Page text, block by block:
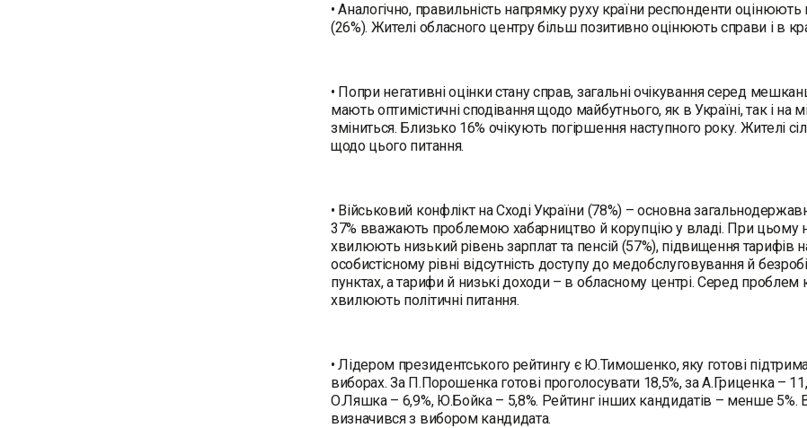
• Аналогічно, правильність напрямку руху країни респонденти оцінюють
(26%). Жителі обласного центру більш позитивно оцінюють справи і в
• Попри негативні оцінки стану справ, загальні очікування серед
мають оптимістичні сподівання щодо майбутнього, як в Україні, так і
зміниться. Близько 16% очікують погіршення наступного року. Жителі
щодо цього питання.
• Військовий конфлікт на Сході України (78%) – основна
37% вважають проблемою хабарництво й корупцію у владі. При цьому
хвилюють низький рівень зарплат та пенсій (57%), підвищення тарифів
особистісному рівні відсутність доступу до медобслуговування й
пунктах, а тарифи й низькі доходи – в обласному центрі. Серед
хвилюють політичні питання.
• Лідером президентського рейтингу є Ю.Тимошенко, яку готові
виборах. За П.Порошенка готові проголосувати 18,5%, за А.Гриценка –
О.Ляшка – 6,9%, Ю.Бойка – 5,8%. Рейтинг інших кандидатів – менше 5%.
визначився з вибором кандидата.